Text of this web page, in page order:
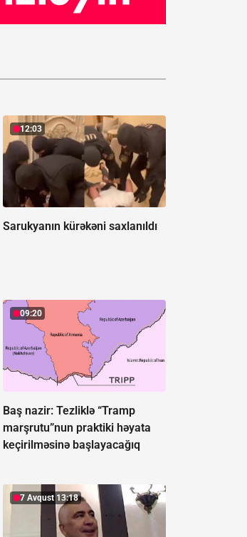
12:03
Sarukyanın kürəkəni saxlanıldı
09:20
Baş nazir: Tezliklə “Tramp
marşrutu”nun praktiki həyata
keçirilməsinə başlayacağıq
7 Avqust 13:18